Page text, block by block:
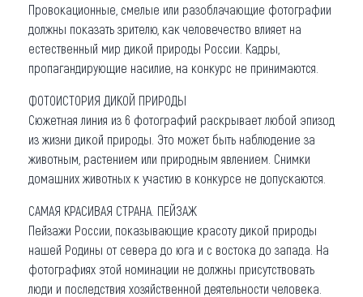
Провокационные, смелые или разоблачающие фотографии
должны показать зрителю, как человечество влияет на
естественный мир дикой природы России. Кадры,
пропагандирующие насилие, на конкурс не принимаются.
ФОТОИСТОРИЯ ДИКОЙ ПРИРОДЫ
Сюжетная линия из 6 фотографий раскрывает любой эпизод
из жизни дикой природы. Это может быть наблюдение за
животным, растением или природным явлением. Cнимки
домашних животных к участию в конкурсе не допускаются.
САМАЯ КРАСИВАЯ СТРАНА. ПЕЙЗАЖ
Пейзажи России, показывающие красоту дикой природы
нашей Родины от севера до юга и с востока до запада. На
фотографиях этой номинации не должны присутствовать
люди и последствия хозяйственной деятельности человека.